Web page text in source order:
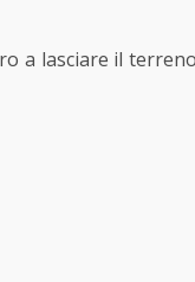
a lasciare il terreno